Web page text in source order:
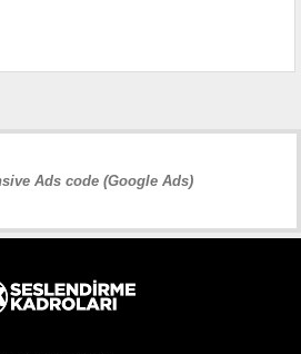
Ads code (Google Ads)